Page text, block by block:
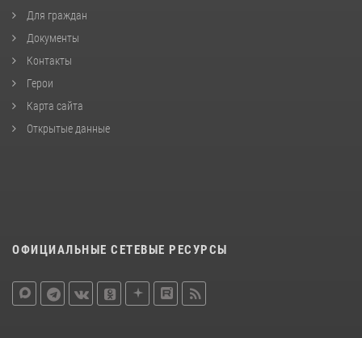
Для граждан
Документы
Контакты
Герои
Карта сайта
Открытые данные
ОФИЦИАЛЬНЫЕ СЕТЕВЫЕ РЕСУРСЫ